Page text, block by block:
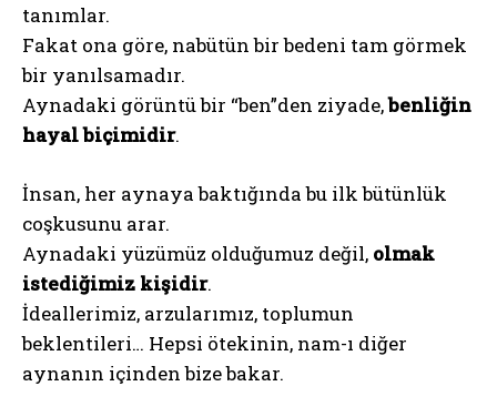
tanımlar.
Fakat ona göre, nabütün bir bedeni tam görmek
bir yanılsamadır.
Aynadaki görüntü bir “ben”den ziyade,benliğin
hayal biçimidir.
İnsan, her aynaya baktığında bu ilk bütünlük
coşkusunu arar.
Aynadaki yüzümüz olduğumuz değil, olmak
istediğimiz kişidir.
İdeallerimiz, arzularımız, toplumun
beklentileri… Hepsi ötekinin, nam-ı diğer
aynanın içinden bize bakar.